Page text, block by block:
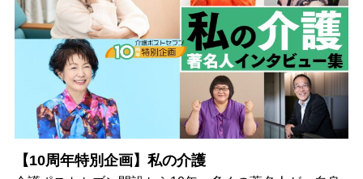
【10周年特別企画】私の介護